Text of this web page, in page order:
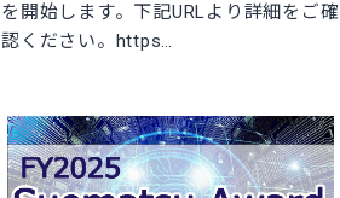
を開始します。下記URLより詳細をご確
認ください。https…